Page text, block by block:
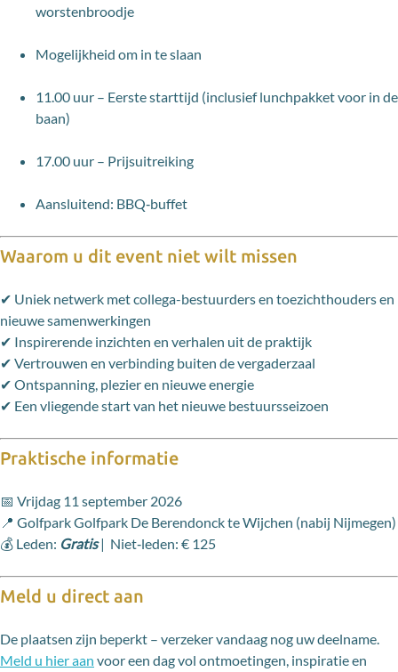
worstenbroodje
Mogelijkheid om in te slaan
11.00 uur – Eerste starttijd (inclusief lunchpakket voor in de
baan)
17.00 uur – Prijsuitreiking
Aansluitend: BBQ‑buffet
Waarom u dit event niet wilt missen
✔ Uniek netwerk met collega-bestuurders en toezichthouders en
nieuwe samenwerkingen
✔ Inspirerende inzichten en verhalen uit de praktijk
✔ Vertrouwen en verbinding buiten de vergaderzaal
✔ Ontspanning, plezier en nieuwe energie
✔ Een vliegende start van het nieuwe bestuursseizoen
Praktische informatie
📅 Vrijdag 11 september 2026
📍 Golfpark Golfpark De Berendonck te Wijchen (nabij Nijmegen)
💰 Leden: Gratis| Niet‑leden: € 125
Meld u direct aan
De plaatsen zijn beperkt – verzeker vandaag nog uw deelname.
Meld u hier aan voor een dag vol ontmoetingen, inspiratie en